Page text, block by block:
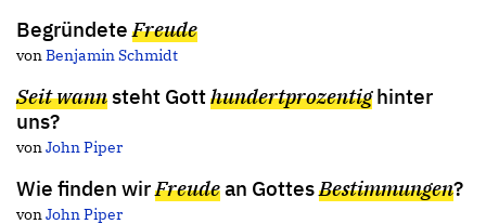
BegründeteFreude
vonBenjamin Schmidt
Seit wannsteht Gotthundertprozentighinter
uns?
vonJohn Piper
Wie finden wirFreudean GottesBestimmungen?
vonJohn Piper